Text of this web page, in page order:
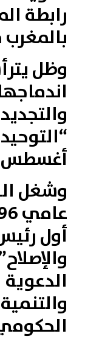
رابطة
بالمغرب
وظل
أغسطس /
وشغل
أول